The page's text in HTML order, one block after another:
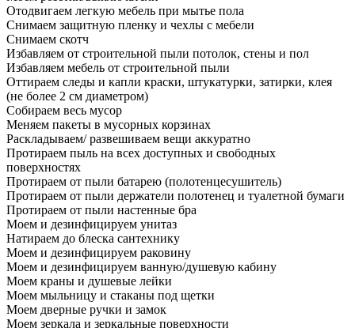
Отодвигаем легкую мебель при мытье пола
Снимаем защитную пленку и чехлы с мебели
Снимаем скотч
Избавляем от строительной пыли потолок, стены и пол
Избавляем мебель от строительной пыли
Оттираем следы и капли краски, штукатурки, затирки, клея
(не более 2 см диаметром)
Собираем весь мусор
Меняем пакеты в мусорных корзинах
Раскладываем/ развешиваем вещи аккуратно
Протираем пыль на всех доступных и свободных
поверхностях
Протираем от пыли батарею (полотенцесушитель)
Протираем от пыли держатели полотенец и туалетной бумаги
Протираем от пыли настенные бра
Моем и дезинфицируем унитаз
Натираем до блеска сантехнику
Моем и дезинфицируем раковину
Моем и дезинфицируем ванную/душевую кабину
Моем краны и душевые лейки
Моем мыльницу и стаканы под щетки
Моем дверные ручки и замок
Моем зеркала и зеркальные поверхности